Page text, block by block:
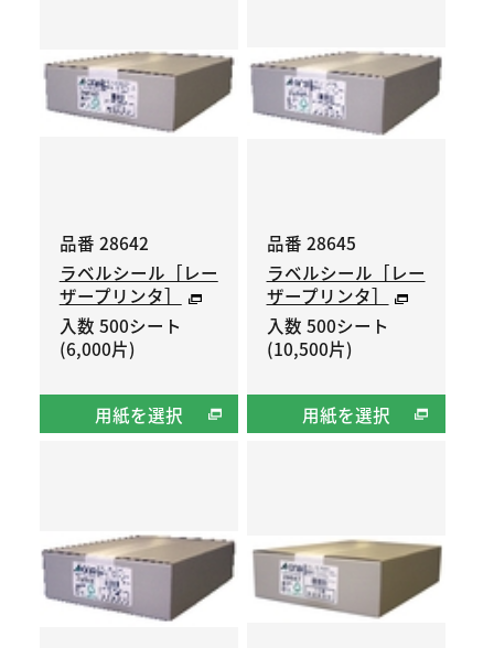
品番 28642
ラベルシール［レー
ザープリンタ］
入数 500シート
(6,000片)
用紙を選択
品番 28645
ラベルシール［レー
ザープリンタ］
入数 500シート
(10,500片)
用紙を選択